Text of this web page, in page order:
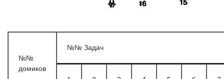
№№
домиков
№№ Задач